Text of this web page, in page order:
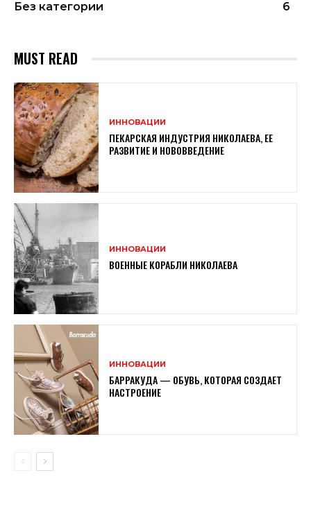
Без категории
6
MUST READ
ИННОВАЦИИ
ПЕКАРСКАЯ ИНДУСТРИЯ НИКОЛАЕВА, ЕЕ
РАЗВИТИЕ И НОВОВВЕДЕНИЕ
ИННОВАЦИИ
ВОЕННЫЕ КОРАБЛИ НИКОЛАЕВА
ИННОВАЦИИ
БАРРАКУДА — ОБУВЬ, КОТОРАЯ СОЗДАЕТ
НАСТРОЕНИЕ